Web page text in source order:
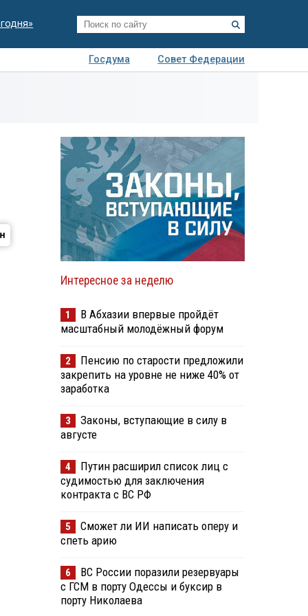
Госдума
Совет Федерации
Интересное за неделю
1
В Абхазии впервые пройдёт
масштабный молодёжный форум
2
Пенсию по старости предложили
закрепить на уровне не ниже 40% от
заработка
3
Законы, вступающие в силу в
августе
4
Путин расширил список лиц с
судимостью для заключения
контракта с ВС РФ
5
Сможет ли ИИ написать оперу и
спеть арию
6
ВС России поразили резервуары
с ГСМ в порту Одессы и буксир в
порту Николаева